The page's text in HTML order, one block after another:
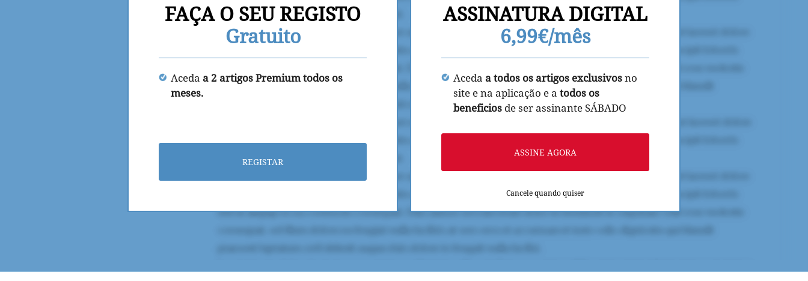
FAÇA O SEU REGISTO
Gratuito
Aceda a 2 artigos Premium todos os
meses.
REGISTAR
ASSINATURA DIGITAL
6,99€/mês
Aceda a todos os artigos exclusivosno
site e na aplicação e a todos os
beneficios de ser assinante SÁBADO
ASSINE AGORA
Cancele quando quiser